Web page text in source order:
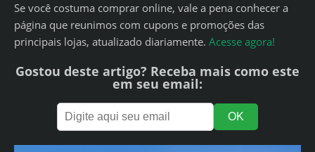
Se você costuma comprar online, vale a pena conhecer a
página que reunimos com cupons e promoções das
principais lojas, atualizado diariamente. Acesse agora!
Gostou deste artigo? Receba mais como este
em seu email: